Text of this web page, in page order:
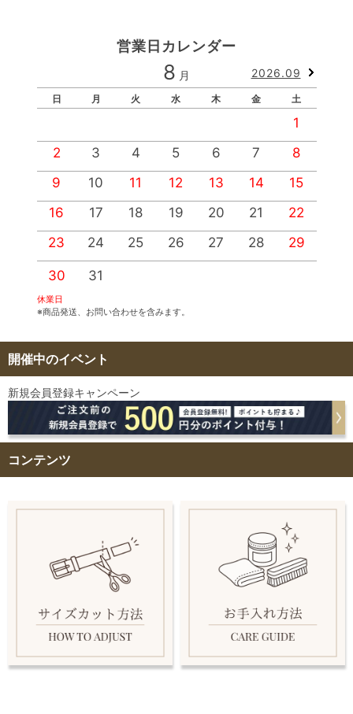
営業日カレンダー
8 月 2026.09
日 月 火 水 木 金 土
1
2
3 4 5 6 7
8
9
10 11 12 13 14
15
16
17 18 19 20 21
22
23
24 25 26 27 28 29
30 31
休業日
※商品発送、お問い合わせを含みます。
開催中のイベント
新規会員登録キャンペーン
コンテンツ